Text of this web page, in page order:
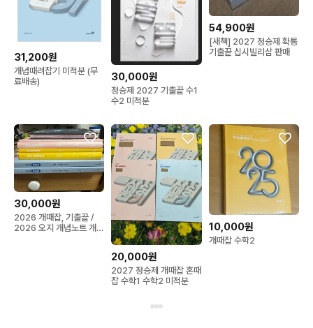
31,200원
개념때려잡기 미적분 (무
료배송)
30,000원
정승제 2027 기출끝 수1
수2 미적분
54,900원
[새책] 2027 정승제 확통
기출끝 십시빌리삼 판매
30,000원
2026 개때잡, 기출끝 /
2026 오지 개념노트 개별
20,000원
2027 정승제 개때잡 혼때
잡 수학1 수학2 미적분
10,000원
개때잡 수학2